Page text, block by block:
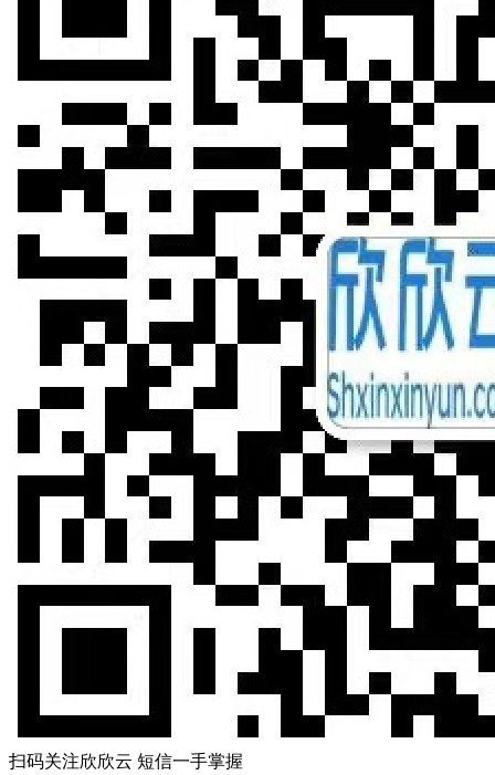
扫码关注欣欣云 短信一手掌握